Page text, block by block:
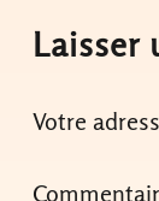
de
Laisser
Votre